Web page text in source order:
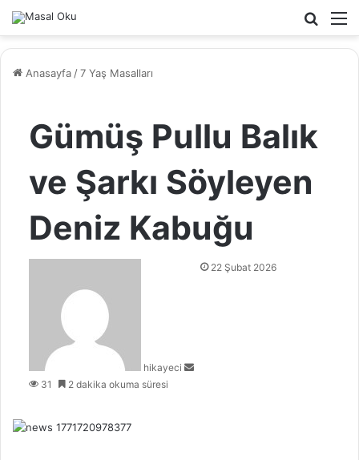
Arama
Anasayfa /7 Yaş Masalları
Gümüş Pullu Balık
ve Şarkı Söyleyen
Deniz Kabuğu
hikayeci
22 Şubat 2026
31 2 dakika okuma süresi